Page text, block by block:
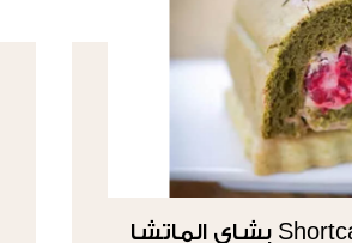
طريقة تحضير Shortcake بشاي الماتشا